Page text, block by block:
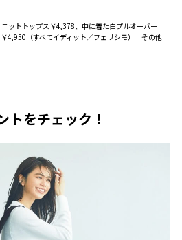
ットトップス￥4,378、中に着た白プルオーバー
4,950（すべてイディット／フェリシモ） その他
トをチェック！